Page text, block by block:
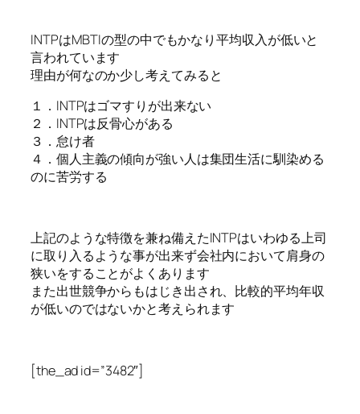
INTPはMBTIの型の中でもかなり平均収入が低いと
言われています
理由が何なのか少し考えてみると
１．INTPはゴマすりが出来ない
２．INTPは反骨心がある
３．怠け者
４．個人主義の傾向が強い人は集団生活に馴染める
のに苦労する
上記のような特徴を兼ね備えたINTPはいわゆる上司
に取り入るような事が出来ず会社内において肩身の
狭いをすることがよくあります
また出世競争からもはじき出され、比較的平均年収
が低いのではないかと考えられます
[the_ad id=”3482″]